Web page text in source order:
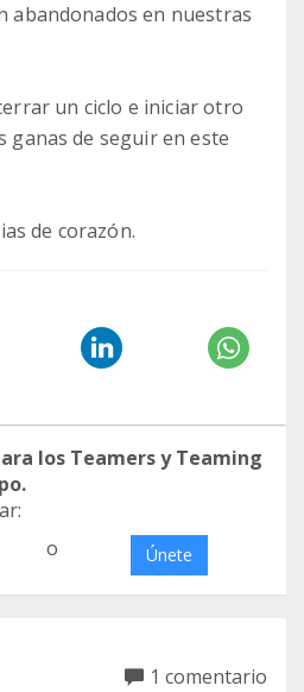
abandonados en nuestras
un ciclo e iniciar otro
ganas de seguir en este
de corazón.
los Teamers y Teaming
o Únete
1 comentario